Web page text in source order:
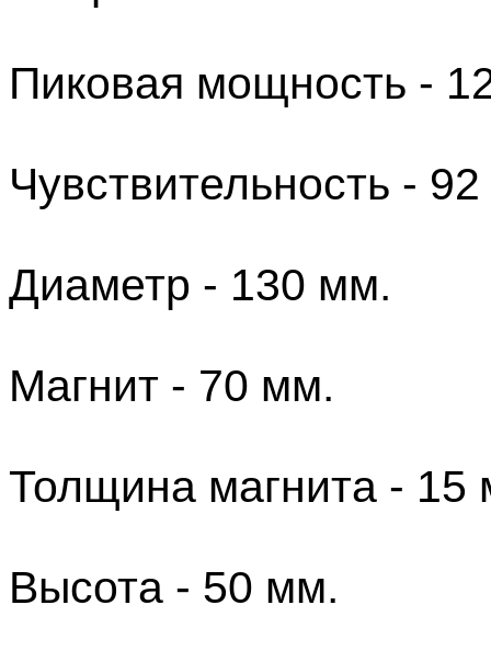
Пиковая мощность -
Чувствительность -
Диаметр - 130 мм.
Магнит - 70 мм.
Толщина магнита - 15
Высота - 50 мм.